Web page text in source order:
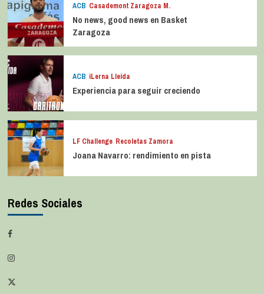
ACB Casademont Zaragoza M.
No news, good news en Basket
Zaragoza
ACB iLerna Lleida
Experiencia para seguir creciendo
LF Challenge Recoletas Zamora
Joana Navarro: rendimiento en pista
Redes Sociales